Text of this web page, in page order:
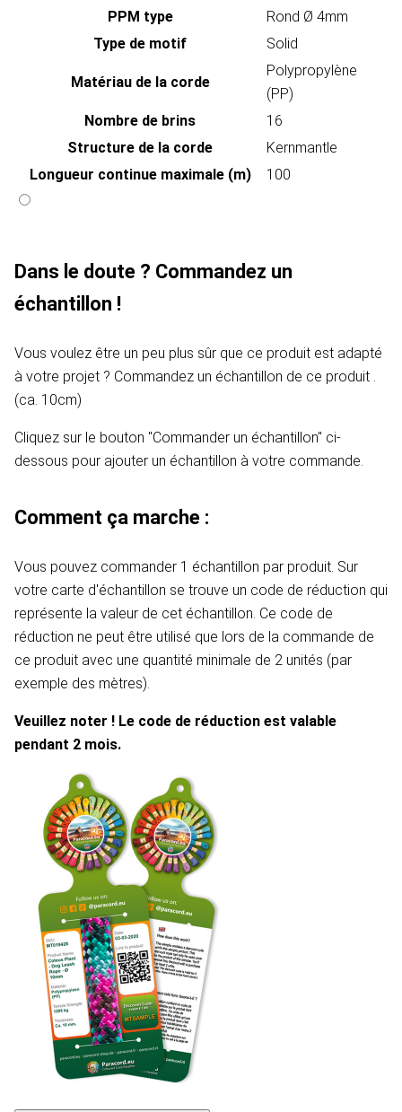
PPM type
Rond Ø 4mm
Type de motif
Solid
Matériau de la corde
Polypropylène
(PP)
Nombre de brins
16
Structure de la corde
Kernmantle
Longueur continue maximale (m)
100
Dans le doute ? Commandez un
échantillon !
Vous voulez être un peu plus sûr que ce produit est adapté
à votre projet ? Commandez un échantillon de ce produit .
(ca. 10cm)
Cliquez sur le bouton "Commander un échantillon" ci-
dessous pour ajouter un échantillon à votre commande.
Comment ça marche :
Vous pouvez commander 1 échantillon par produit. Sur
votre carte d'échantillon se trouve un code de réduction qui
représente la valeur de cet échantillon. Ce code de
réduction ne peut être utilisé que lors de la commande de
ce produit avec une quantité minimale de 2 unités (par
exemple des mètres).
Veuillez noter ! Le code de réduction est valable
pendant 2 mois.